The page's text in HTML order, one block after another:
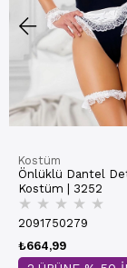
Kostüm
Önlüklü Dantel
Kostüm | 3252
★ ★ ★ ★ ★
2091750279
₺664,99